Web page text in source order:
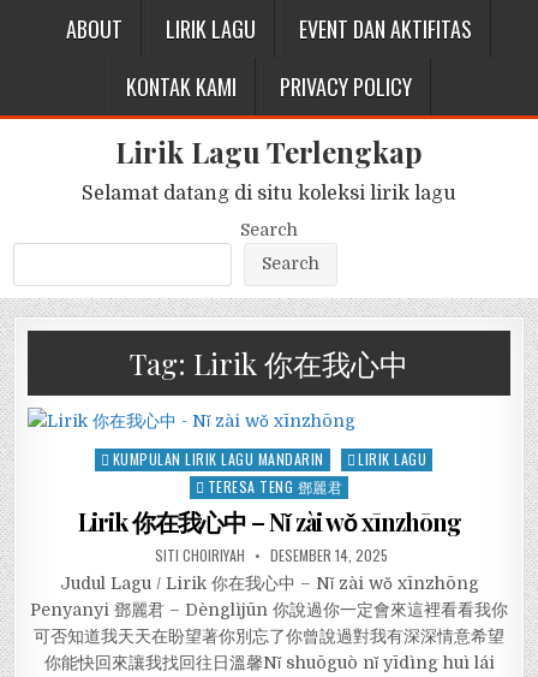
ABOUT LIRIK LAGU
EVENT DAN AKTIFITAS
KONTAK KAMI
PRIVACY POLICY
Lirik Lagu Terlengkap
Selamat datang di situ koleksi lirik lagu
Search
Search
Tag: Lirik 你在我心中
Posted
KUMPULAN LIRIK LAGU MANDARIN
LIRIK LAGU
TERESA TENG 鄧麗君
Lirik 你在我心中 – Nǐ zài wǒ xīnzhōng
SITI CHOIRIYAH DESEMBER 14, 2025
Judul Lagu / Lirik 你在我心中 – Nǐ zài wǒ xīnzhōng
Penyanyi 鄧麗君 – Dènglìjūn 你說過你一定會來這裡看看我你
可否知道我天天在盼望著你別忘了你曾說過對我有深深情意希望
你能快回來讓我找回往日溫馨Nǐ shuōguò nǐ yīdìng huì lái